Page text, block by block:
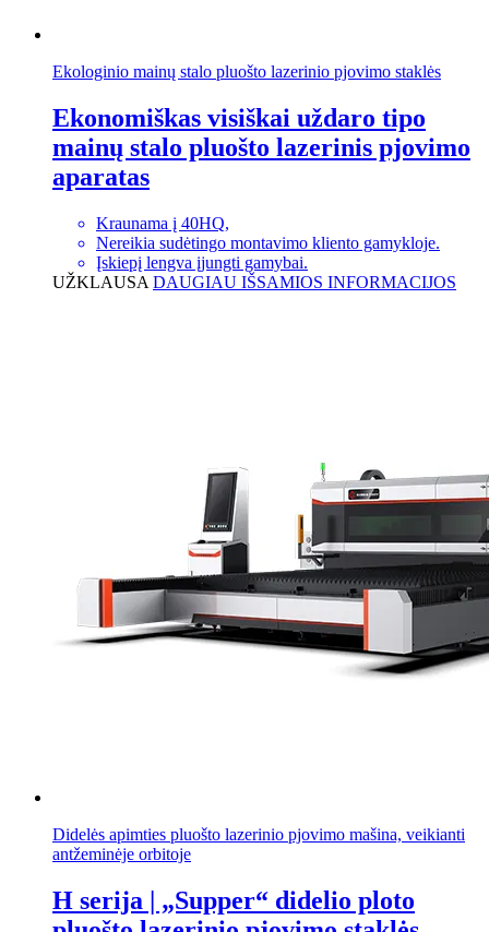
Ekologinio mainų stalo pluošto lazerinio pjovimo staklės
Ekonomiškas visiškai uždaro tipo
mainų stalo pluošto lazerinis pjovimo
aparatas
Kraunama į 40HQ,
Nereikia sudėtingo montavimo kliento gamykloje.
Įskiepį lengva įjungti gamybai.
UŽKLAUSA DAUGIAU IŠSAMIOS INFORMACIJOS
Didelės apimties pluošto lazerinio pjovimo mašina, veikianti
antžeminėje orbitoje
H serija | „Supper“ didelio ploto